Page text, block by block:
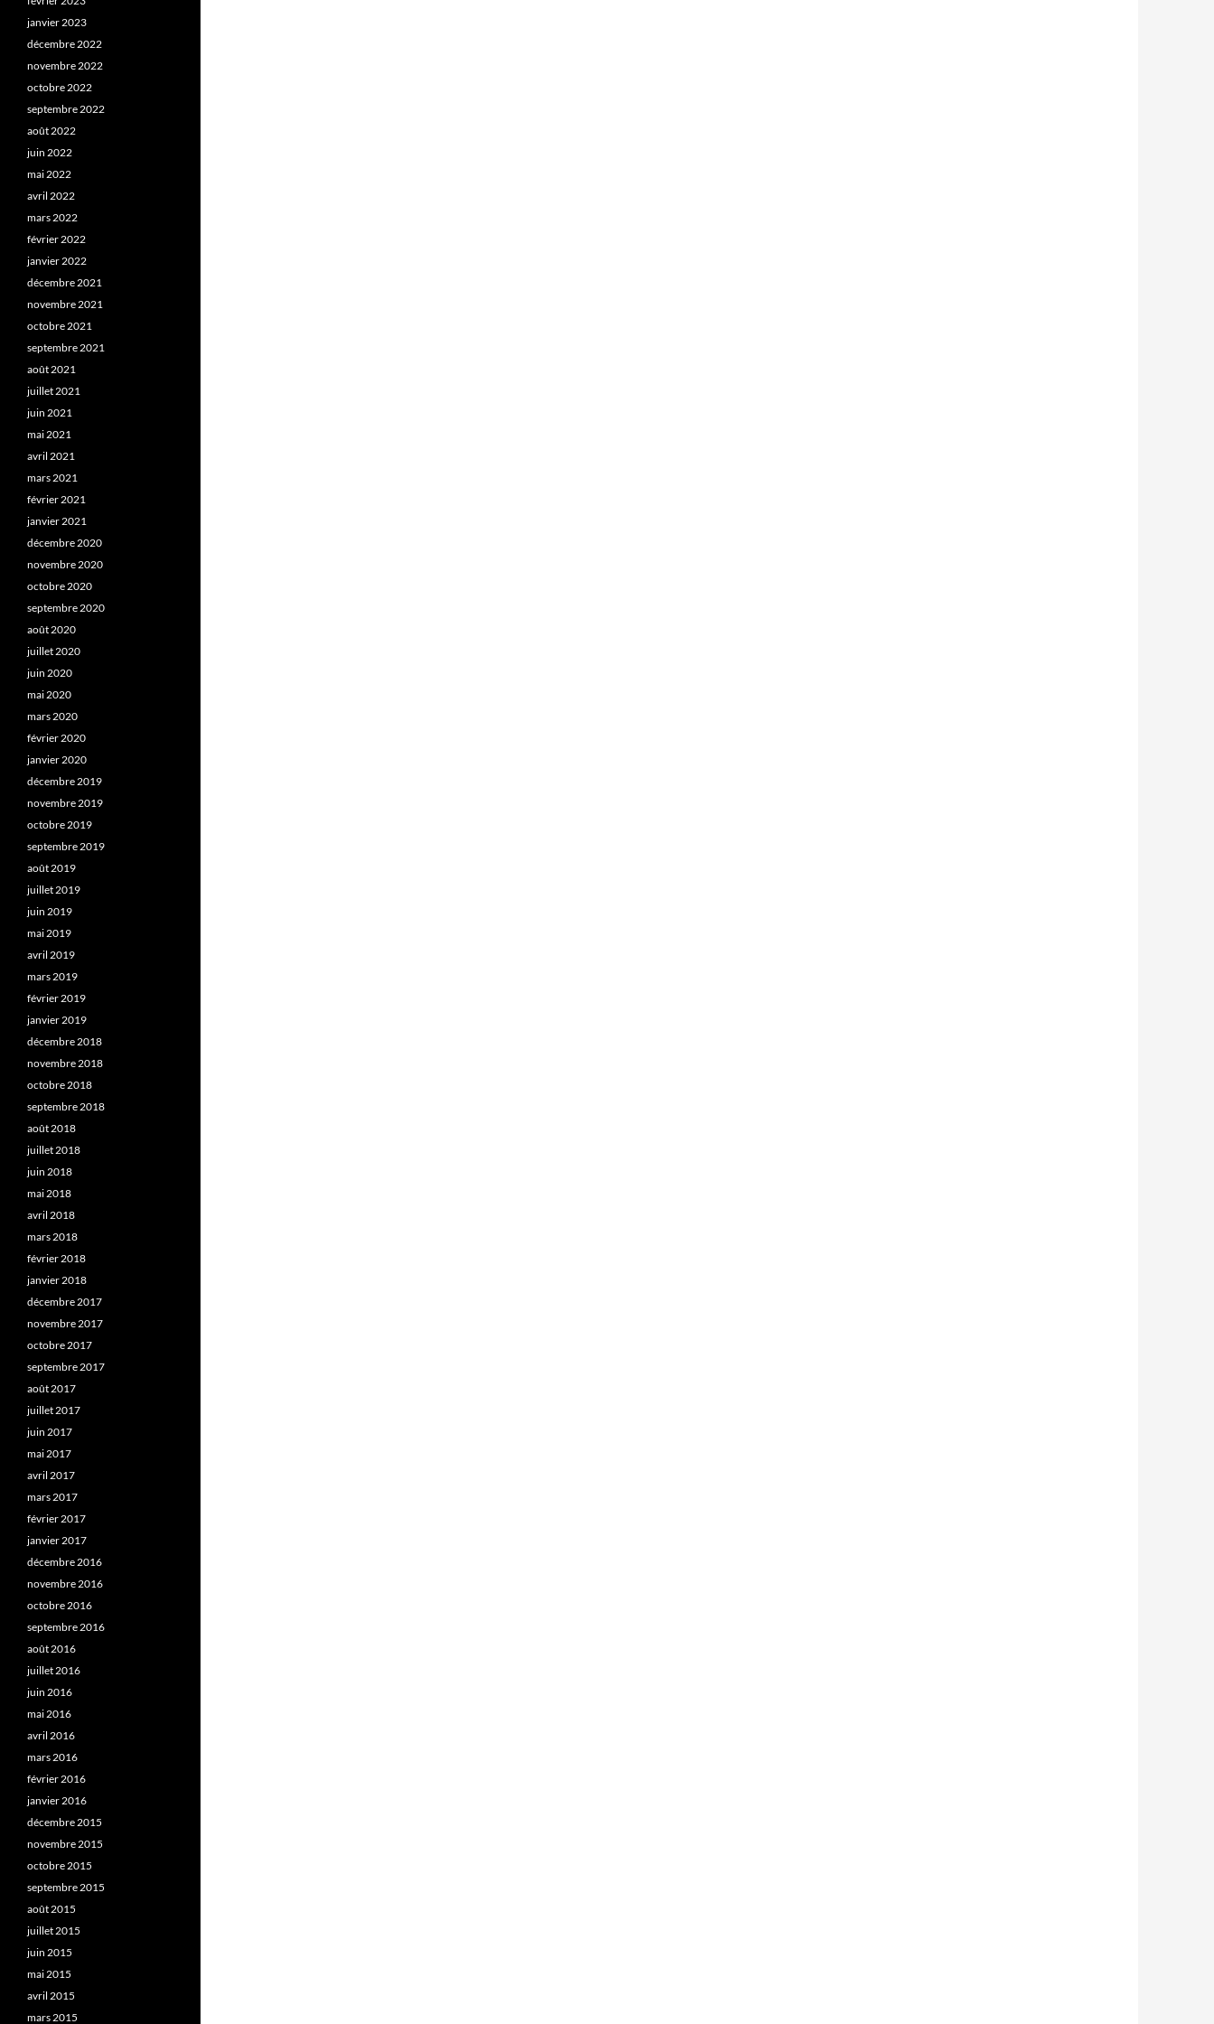
janvier 2023
décembre 2022
novembre 2022
octobre 2022
septembre 2022
août 2022
juin 2022
mai 2022
avril 2022
mars 2022
février 2022
janvier 2022
décembre 2021
novembre 2021
octobre 2021
septembre 2021
août 2021
juillet 2021
juin 2021
mai 2021
avril 2021
mars 2021
février 2021
janvier 2021
décembre 2020
novembre 2020
octobre 2020
septembre 2020
août 2020
juillet 2020
juin 2020
mai 2020
mars 2020
février 2020
janvier 2020
décembre 2019
novembre 2019
octobre 2019
septembre 2019
août 2019
juillet 2019
juin 2019
mai 2019
avril 2019
mars 2019
février 2019
janvier 2019
décembre 2018
novembre 2018
octobre 2018
septembre 2018
août 2018
juillet 2018
juin 2018
mai 2018
avril 2018
mars 2018
février 2018
janvier 2018
décembre 2017
novembre 2017
octobre 2017
septembre 2017
août 2017
juillet 2017
juin 2017
mai 2017
avril 2017
mars 2017
février 2017
janvier 2017
décembre 2016
novembre 2016
octobre 2016
septembre 2016
août 2016
juillet 2016
juin 2016
mai 2016
avril 2016
mars 2016
février 2016
janvier 2016
décembre 2015
novembre 2015
octobre 2015
septembre 2015
août 2015
juillet 2015
juin 2015
mai 2015
avril 2015
mars 2015